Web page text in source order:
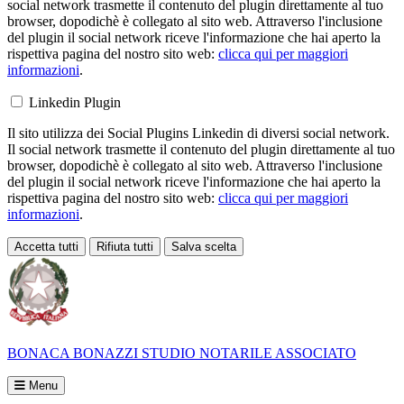
social network trasmette il contenuto del plugin direttamente al tuo
browser, dopodichè è collegato al sito web. Attraverso l'inclusione
del plugin il social network riceve l'informazione che hai aperto la
rispettiva pagina del nostro sito web: clicca qui per maggiori
informazioni.
Linkedin Plugin
Il sito utilizza dei Social Plugins Linkedin di diversi social network.
Il social network trasmette il contenuto del plugin direttamente al tuo
browser, dopodichè è collegato al sito web. Attraverso l'inclusione
del plugin il social network riceve l'informazione che hai aperto la
rispettiva pagina del nostro sito web: clicca qui per maggiori
informazioni.
Accetta tutti Rifiuta tutti Salva scelta
Loading...
BONACA BONAZZI STUDIO NOTARILE ASSOCIATO
Menu